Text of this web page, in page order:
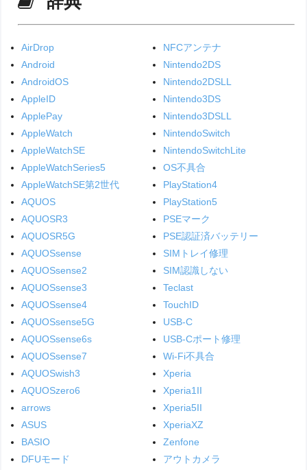
AirDrop
Android
AndroidOS
AppleID
ApplePay
AppleWatch
AppleWatchSE
AppleWatchSeries5
AppleWatchSE第2世代
AQUOS
AQUOSR3
AQUOSR5G
AQUOSsense
AQUOSsense2
AQUOSsense3
AQUOSsense4
AQUOSsense5G
AQUOSsense6s
AQUOSsense7
AQUOSwish3
AQUOSzero6
arrows
ASUS
BASIO
DFUモード
NFCアンテナ
Nintendo2DS
Nintendo2DSLL
Nintendo3DS
Nintendo3DSLL
NintendoSwitch
NintendoSwitchLite
OS不具合
PlayStation4
PlayStation5
PSEマーク
PSE認証済バッテリー
SIMトレイ修理
SIM認識しない
Teclast
TouchID
USB-C
USB-Cポート修理
Wi-Fi不具合
Xperia
Xperia1II
Xperia5II
XperiaXZ
Zenfone
アウトカメラ